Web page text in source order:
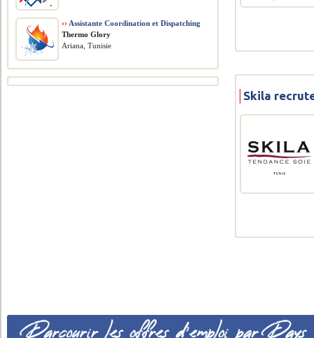
Skila
›› Assistante Coordination et Dispatching
Thermo Glory
Ariana, Tunisie